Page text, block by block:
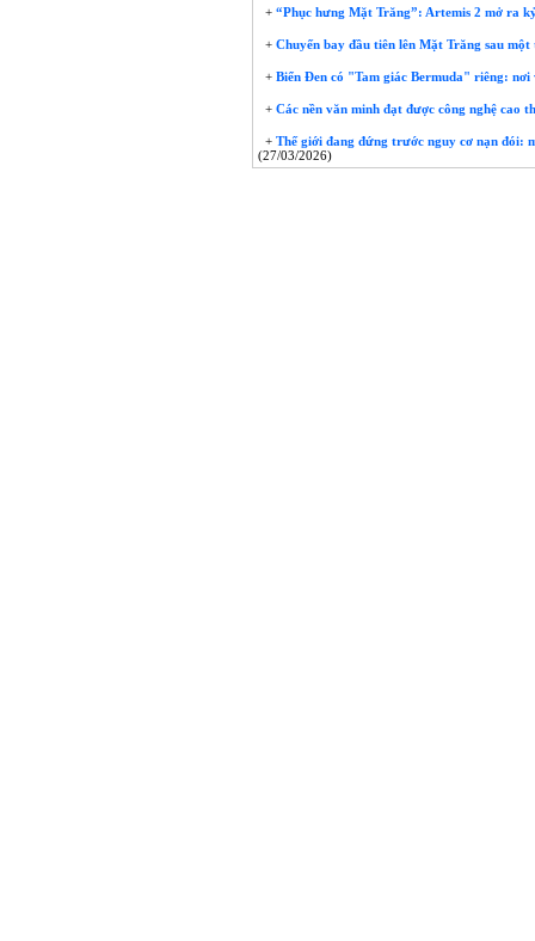
+ “Phục hưng Mặt Trăng”: Artemis 2 mở ra
+ Chuyến bay đầu tiên lên Mặt Trăng sau
+ Biển Đen có "Tam giác Bermuda" riêng:
+ Các nền văn minh đạt được công nghệ cao
+ Thế giới đang đứng trước nguy cơ nạn đói:
(27/03/2026)